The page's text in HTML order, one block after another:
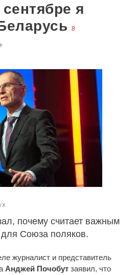
я
8
Х
почему считает важным
Союза поляков.
журналист и представитель
Анджей Почобут заявил, что